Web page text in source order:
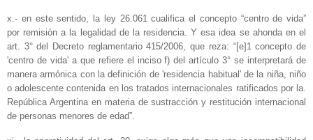
x.- en este sentido, la ley 26.061 cualifica el concepto “centro de vida”
por remisión a la legalidad de la residencia. Y esa idea se ahonda en el
art. 3° del Decreto reglamentario 415/2006, que reza: “[e]1 concepto de
'centro de vida' a que refiere el inciso f) del artículo 3° se interpretará de
manera armónica con la definición de 'residencia habitual' de la niña, niño
o adolescente contenida en los tratados internacionales ratificados por la.
República Argentina en materia de sustracción y restitución internacional
de personas menores de edad”.